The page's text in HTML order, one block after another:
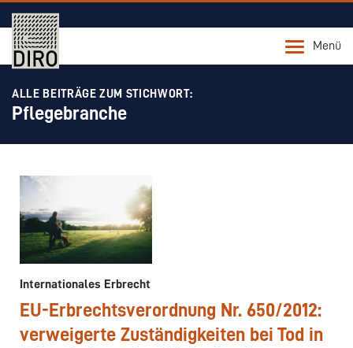
Menü
ALLE BEITRÄGE ZUM STICHWORT:
Pflegebranche
Internationales Erbrecht
EU-Erbrechtsverordnung Nr. 650/2012:
verweigerte Zuständigkeiten bei Tod in